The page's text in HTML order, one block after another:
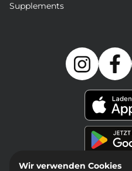
Supplements
Wir verwenden Cookies